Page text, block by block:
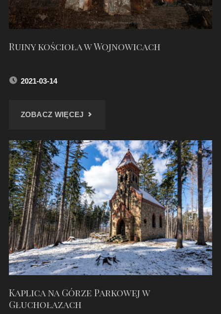
Ruiny kościoła w Wojnowicach
2021-03-14
ZOBACZ WIĘCEJ"RUINY
WOJNOWICACH"
Kaplica na Górze Parkowej w
Głuchołazach